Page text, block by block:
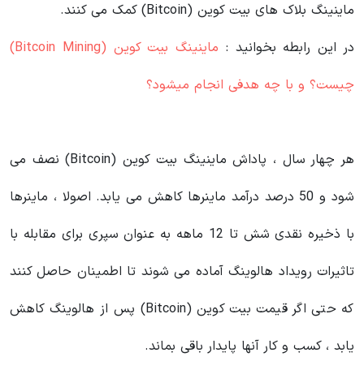
ماینینگ بلاک های بیت کوین (Bitcoin) کمک می کنند.
در این رابطه بخوانید‌ :
ماینینگ بیت کوین (Bitcoin Mining)
چیست؟ و با چه هدفی انجام میشود؟
هر چهار سال ، پاداش ماینینگ بیت کوین (Bitcoin) نصف می
شود و 50 درصد درآمد ماینرها کاهش می یابد. اصولا ، ماینرها
با ذخیره نقدی شش تا 12 ماهه به عنوان سپری برای مقابله با
تاثیرات رویداد هالوینگ آماده می شوند تا اطمینان حاصل کنند
که حتی اگر قیمت بیت کوین (Bitcoin) پس از هالوینگ کاهش
یابد ، کسب و کار آنها پایدار باقی بماند.